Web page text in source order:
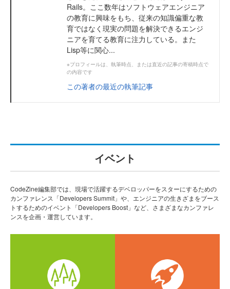
Rails。ここ数年はソフトウェアエンジニア
の教育に興味をもち、従来の知識偏重な教
育ではなく現実の問題を解決できるエンジ
ニアを育てる教育に注力している。また
Lisp等に関心...
※プロフィールは、執筆時点、または直近の記事の寄稿時点で
の内容です
この著者の最近の執筆記事
イベント
CodeZine編集部では、現場で活躍するデベロッパーをスターにするための
カンファレンス「Developers Summit」や、エンジニアの生きざまをブース
トするためのイベント「Developers Boost」など、さまざまなカンファレ
ンスを企画・運営しています。